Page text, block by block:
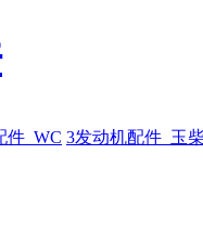
件_WC 3发动机配件_玉